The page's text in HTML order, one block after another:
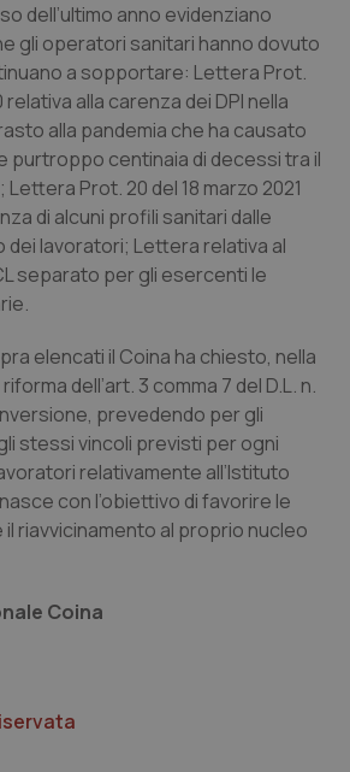
di Trento
Scompenso
& Rettocolite Ulcerosa
dell’ultimo anno evidenziano
gli operatori sanitari hanno dovuto
a sopportare: Lettera Prot.
relativa alla carenza dei DPI nella
alla pandemia che ha causato
purtroppo centinaia di decessi tra il
Prot. 20 del 18 marzo 2021
di alcuni profili sanitari dalle
dei lavoratori; Lettera relativa al
separato per gli esercenti le
elencati il Coina ha chiesto, nella
dell’art. 3 comma 7 del D.L. n.
prevedendo per gli
stessi vincoli previsti per ogni
relativamente all’Istituto
con l’obiettivo di favorire le
il riavvicinamento al proprio nucleo
Coina